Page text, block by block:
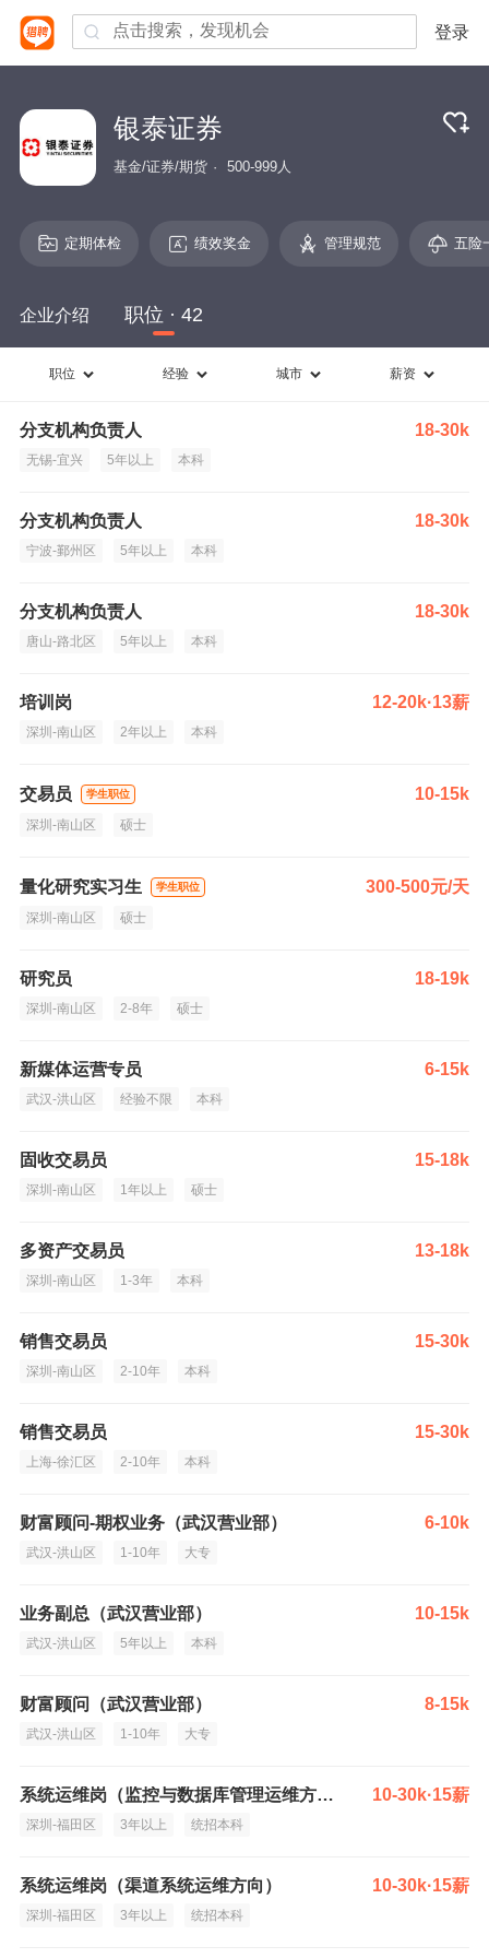
登录
银泰证券
基金/证券/期货 500-999人
定期体检 绩效奖金 管理规范 五险
企业介绍 职位 · 42
职位 经验 城市 薪资
分支机构负责人 18-30k
无锡-宜兴 5年以上 本科
分支机构负责人 18-30k
宁波-鄞州区 5年以上 本科
分支机构负责人 18-30k
唐山-路北区 5年以上 本科
培训岗 12-20k·13薪
深圳-南山区 2年以上 本科
交易员 学生职位 10-15k
深圳-南山区 硕士
量化研究实习生 学生职位 300-500元/天
深圳-南山区 硕士
研究员 18-19k
深圳-南山区 2-8年 硕士
新媒体运营专员 6-15k
武汉-洪山区 经验不限 本科
固收交易员 15-18k
深圳-南山区 1年以上 硕士
多资产交易员 13-18k
深圳-南山区 1-3年 本科
销售交易员 15-30k
深圳-南山区 2-10年 本科
销售交易员 15-30k
上海-徐汇区 2-10年 本科
财富顾问-期权业务（武汉营业部） 6-10k
武汉-洪山区 1-10年 大专
业务副总（武汉营业部） 10-15k
武汉-洪山区 5年以上 本科
财富顾问（武汉营业部） 8-15k
武汉-洪山区 1-10年 大专
系统运维岗（监控与数据库管理运维方向） 10-30k·15薪
深圳-福田区 3年以上 统招本科
系统运维岗（渠道系统运维方向） 10-30k·15薪
深圳-福田区 3年以上 统招本科